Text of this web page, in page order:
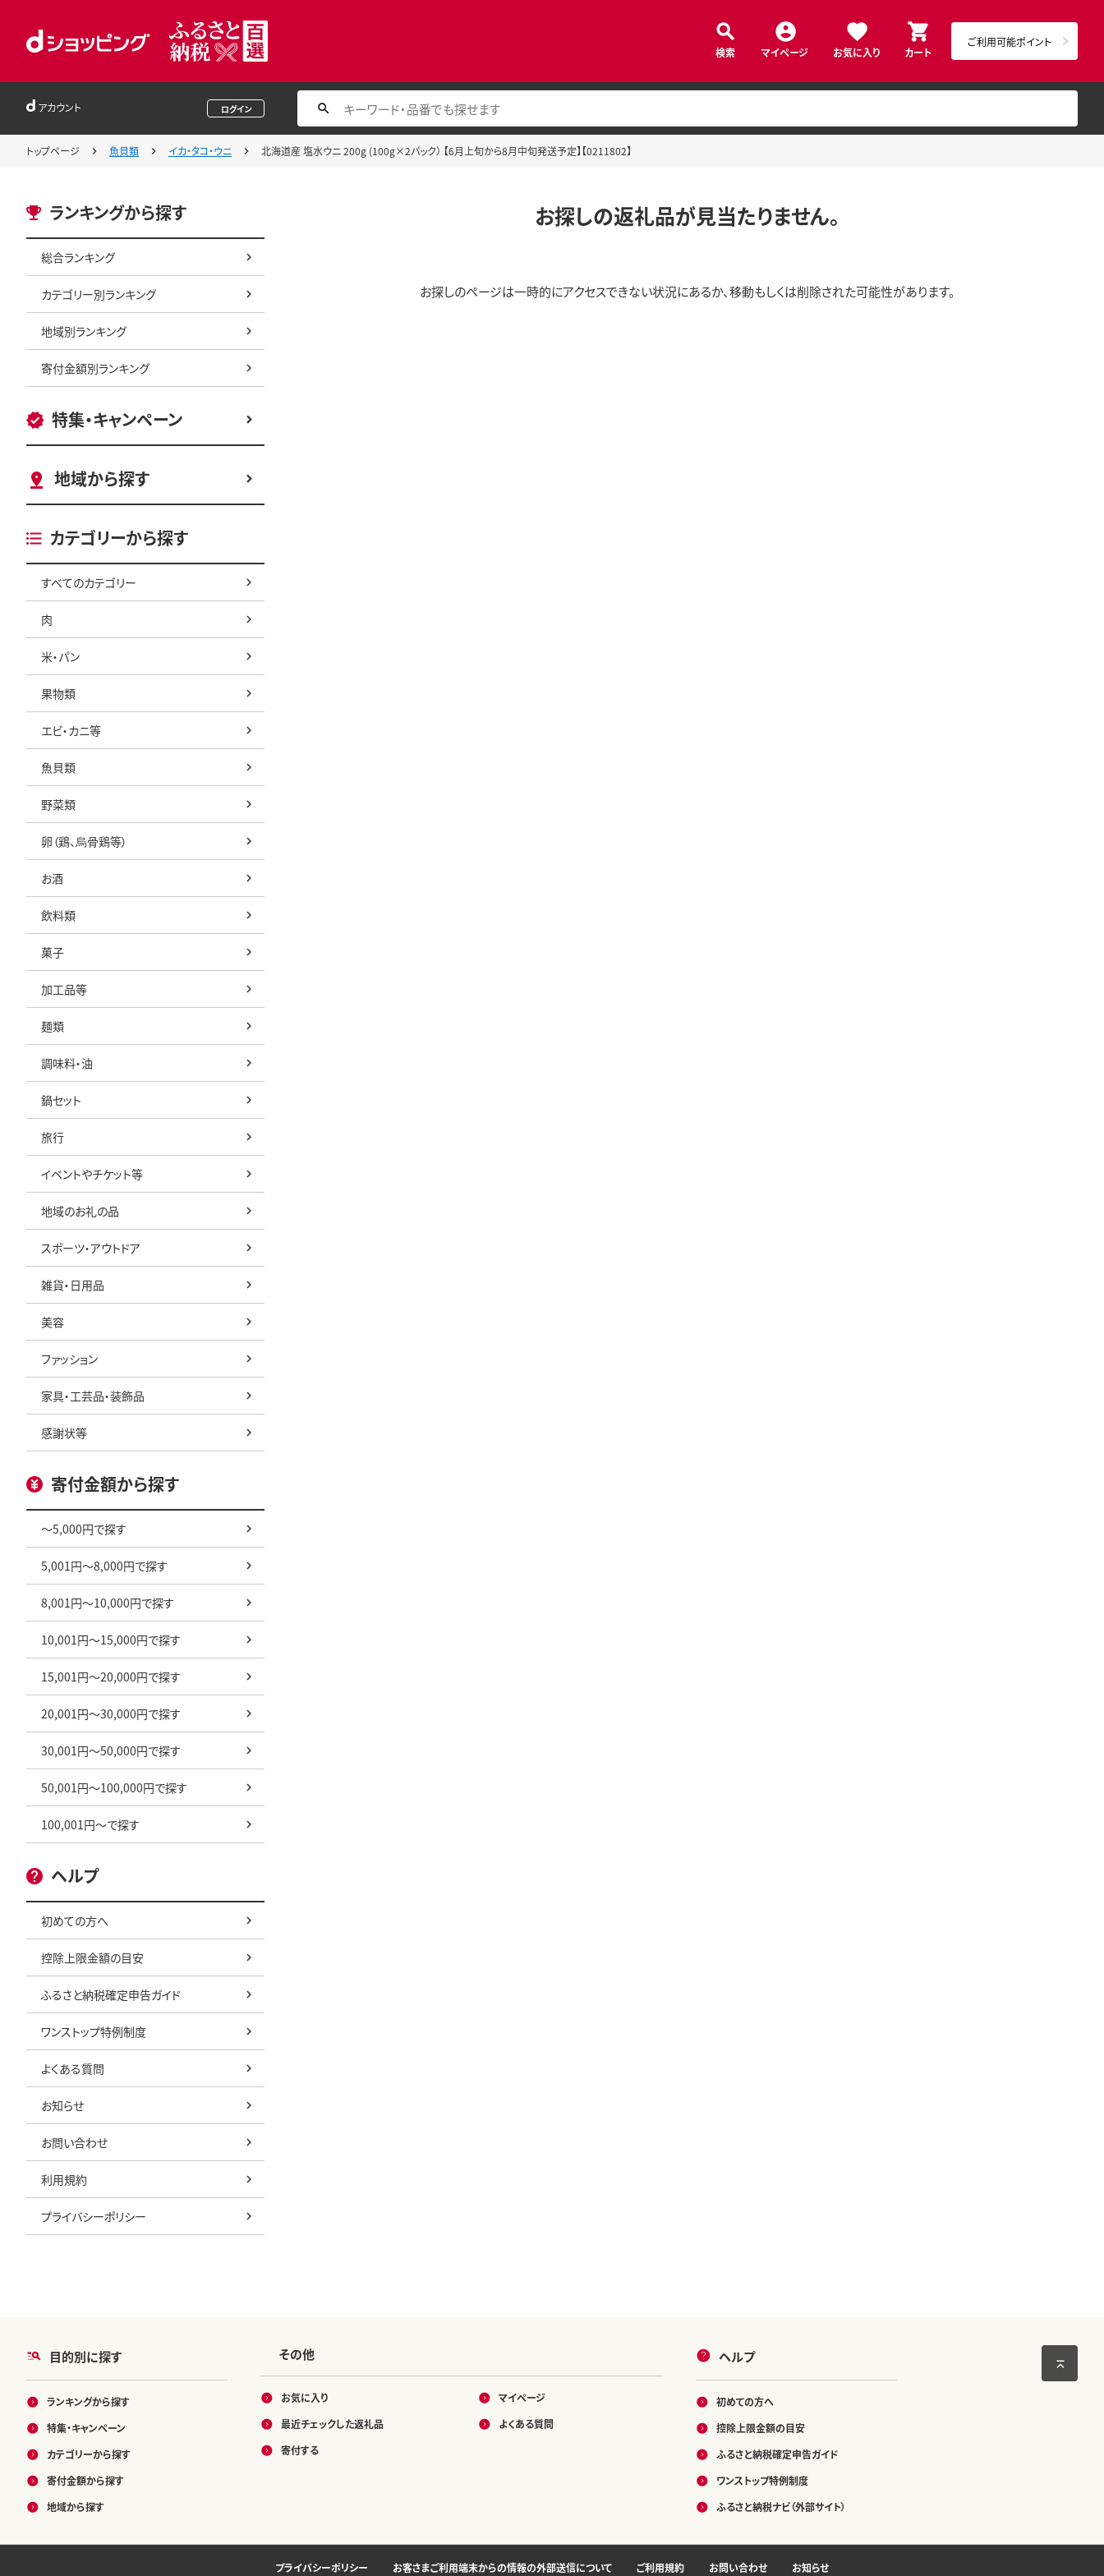
検索 マイページ お気に入り カート
ご利用可能ポイント
アカウント ログイン
トップページ 魚貝類 イカ・タコ・ウニ 北海道産 塩水ウニ 200g (100g×2パック） 【6月上旬から8月中旬発送予定】【0211802】
ランキングから探す
総合ランキング
カテゴリー別ランキング
地域別ランキング
寄付金額別ランキング
特集・キャンペーン
地域から探す
カテゴリーから探す
すべてのカテゴリー
肉
米・パン
果物類
エビ・カニ等
魚貝類
野菜類
卵（鶏、烏骨鶏等）
お酒
飲料類
菓子
加工品等
麺類
調味料・油
鍋セット
旅行
イベントやチケット等
地域のお礼の品
スポーツ・アウトドア
雑貨・日用品
美容
ファッション
家具・工芸品・装飾品
感謝状等
寄付金額から探す
～5,000円で探す
5,001円～8,000円で探す
8,001円～10,000円で探す
10,001円～15,000円で探す
15,001円～20,000円で探す
20,001円～30,000円で探す
30,001円～50,000円で探す
50,001円～100,000円で探す
100,001円～で探す
ヘルプ
初めての方へ
控除上限金額の目安
ふるさと納税確定申告ガイド
ワンストップ特例制度
よくある質問
お知らせ
お問い合わせ
利用規約
プライバシーポリシー
お探しの返礼品が見当たりません。
お探しのページは一時的にアクセスできない状況にあるか、移動もしくは削除された可能性があります。
目的別に探す
ランキングから探す
特集・キャンペーン
カテゴリーから探す
寄付金額から探す
地域から探す
その他
お気に入り
最近チェックした返礼品
寄付する
マイページ
よくある質問
ヘルプ
初めての方へ
控除上限金額の目安
ふるさと納税確定申告ガイド
ワンストップ特例制度
ふるさと納税ナビ（外部サイト）
プライバシーポリシー お客さまご利用端末からの情報の外部送信について ご利用規約 お問い合わせ お知らせ